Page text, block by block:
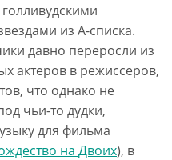
из А-списка.
давно переросли из
актеров в режиссеров,
что однако не
чьи-то дудки,
для фильма
на Двоих), в